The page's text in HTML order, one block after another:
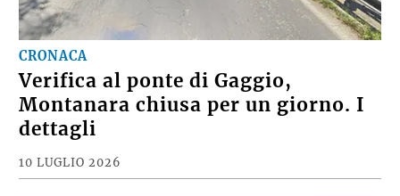
CRONACA
Verifica al ponte di Gaggio,
Montanara chiusa per un giorno. I
dettagli
10 LUGLIO 2026